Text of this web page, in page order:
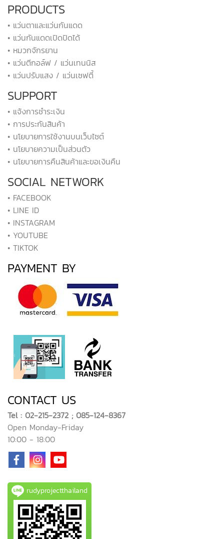
PRODUCTS
• แว่นตาและแว่นกันแดด
• แว่นกันแดดเปิดปิดได้
• หมวกจักรยาน
• แว่นตีกอล์ฟ / แว่นเทนนิส
• แว่นปรับแสง / แว่นเซฟตี้
SUPPORT
• แจ้งการชำระเงิน
• การประกันสินค้า
• นโยบายการใช้งานบนเว็บไซต์
• นโยบายความเป็นส่วนตัว
• นโยบายการคืนสินค้าและขอเงินคืน
SOCIAL NETWORK
• FACEBOOK
• LINE ID
• INSTAGRAM
• YOUTUBE
• TIKTOK
PAYMENT BY
CONTACT US
Tel : 02-215-2372 ; 085-124-8367
Open Monday-Friday
10:00 - 18:00
rudyprojectthailand